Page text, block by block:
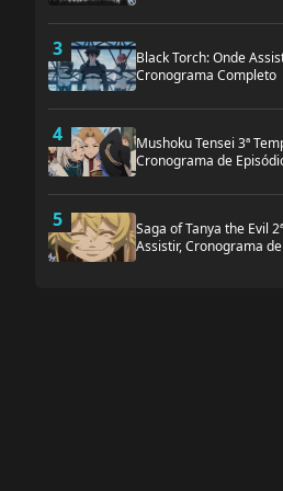
3
Black Torch: Onde
Cronograma Completo
4
Mushoku Tensei 3ª
Cronograma de
5
Saga of Tanya the Evil
Assistir, Cronograma